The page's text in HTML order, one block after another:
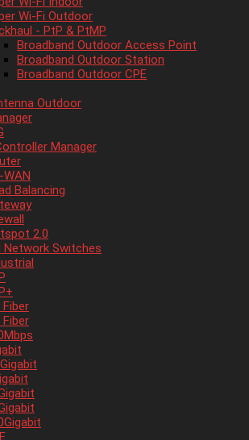
Wi-Fi Outdoor
- PtP & PtMP
Broadband Outdoor Access Point
Broadband Outdoor Station
Broadband Outdoor CPE
Outdoor
Manager
WAN
Balancing
2.0
Network Switches
Fiber
Fiber